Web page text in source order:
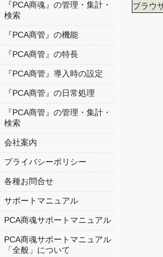
ブラウ
『PCA商魂』の管理・集計・
検索
『PCA商管』の機能
『PCA商管』の特長
『PCA商管』導入時の設定
『PCA商管』の日常処理
『PCA商管』の管理・集計・
検索
会社案内
プライバシーポリシー
各種お問合せ
サポートマニュアル
PCA商魂サポートマニュアル
PCA商魂サポートマニュアル
「全般」について